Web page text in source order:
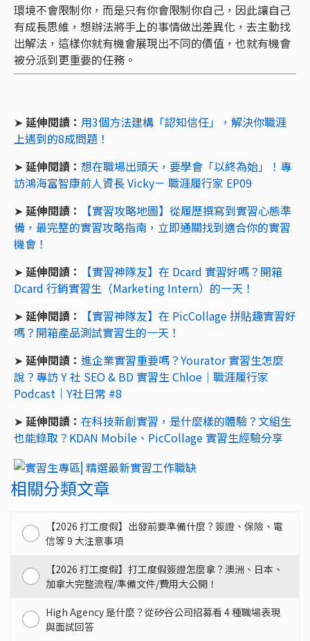
環境不會限制你，而是只有你會限制你自己，因此讓自己
有成長思維，想辦法將手上的事情做出差異化，去主動找
出解法，這樣你就有機會展現出不同的價值，也就有機會
被分派到更重要的任務。
➤ 延伸閱讀： 用3個方法建構「認知信任」，解決你職涯
上遇到的8成問題！
➤ 延伸閱讀： 想在職場出頭天，要學會「以終為始」！專
訪鴻海富智康前人資長 Vicky－ 職涯履行家 EP09
➤ 延伸閱讀：
【實習攻略地圖】從履歷撰寫到實習心態準
備，最完整的實習攻略指南，立即通關找到適合你的實習
機會！
➤ 延伸閱讀：
【實習神隊友】在 Dcard 實習好嗎？開箱
Dcard 行銷實習生（Marketing Intern）的一天！
➤ 延伸閱讀：
【實習神隊友】在 PicCollage 拼貼趣實習好
嗎？開箱產品測試實習生的一天！
➤ 延伸閱讀： 進企業實習重要嗎？Yourator 實習生怎麼
說？專訪 Y 社 SEO & BD 實習生 Chloe｜職涯履行家
Podcast｜Y社日常 #8
➤ 延伸閱讀： 在科技新創實習，是什麼樣的體驗？文組生
也能錄取？KDAN Mobile、PicCollage 實習生經驗分享
相關分類文章
【2026 打工度假】出發前要準備什麼？簽證、保險、電
信等 9 大注意事項
【2026 打工度假】打工度假簽證怎麼拿？澳洲、日本、
加拿大完整流程/準備文件/費用大公開！
High Agency 是什麼？從矽谷公司招募看 4 種職場表現
與面試回答